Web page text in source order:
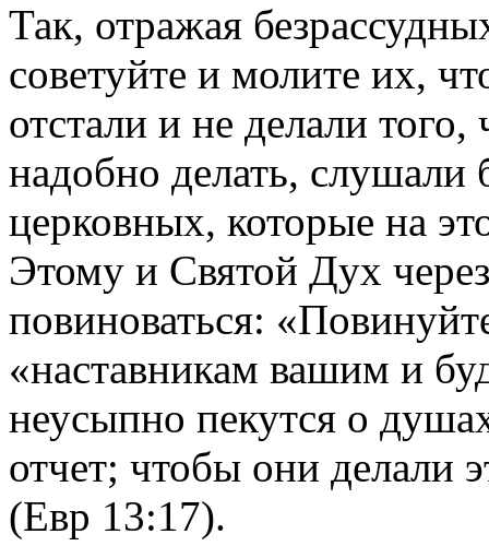
Так, отражая
советуйте и молите их,
отстали и не делали того,
надобно делать, слушали
церковных, которые на
Этому и Святой Дух через
повиноваться:
«наставникам вашим и
неусыпно пекутся о
отчет; чтобы они делали
(Евр 13:17).